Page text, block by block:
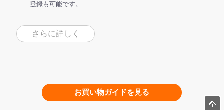
登録も可能です。
さらに詳しく
お買い物ガイドを見る